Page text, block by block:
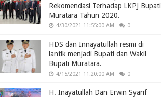
Rekomendasi Terhadap LKPJ Bupati
Muratara Tahun 2020.
4/30/2021 11:55:00 AM 0
HDS dan Innayatullah resmi di
lantik menjadi Bupati dan Wakil
Bupati Muratara.
4/15/2021 11:20:00 AM 0
H. Inayatullah Dan Erwin Syarif